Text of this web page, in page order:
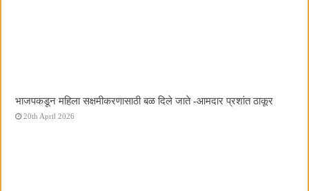
भाजपकडून महिला सक्षमीकरणासाठी बळ दिले जाते -आमदार प्रशांत ठाकूर
20th April 2026